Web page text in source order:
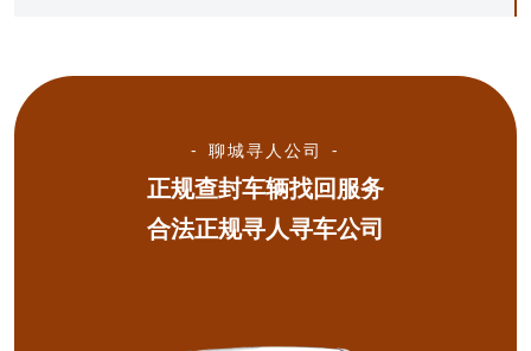
聊城寻人公司
正规查封车辆找回服务
合法正规寻人寻车公司